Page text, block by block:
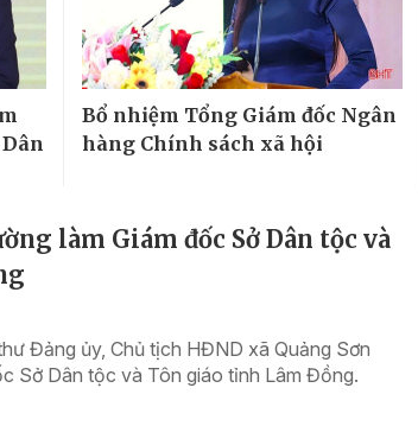
Bổ nhiệm Tổng Giám đốc Ngân
hàng Chính sách xã hội
làm Giám đốc Sở Dân tộc và
Đảng ủy, Chủ tịch HĐND xã Quảng Sơn
Sở Dân tộc và Tôn giáo tỉnh Lâm Đồng.